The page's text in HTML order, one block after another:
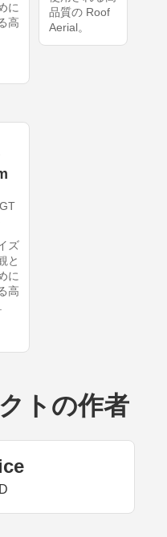
に
高
品質の Roof
Aerial。
ズ
と
に
高
トの作者